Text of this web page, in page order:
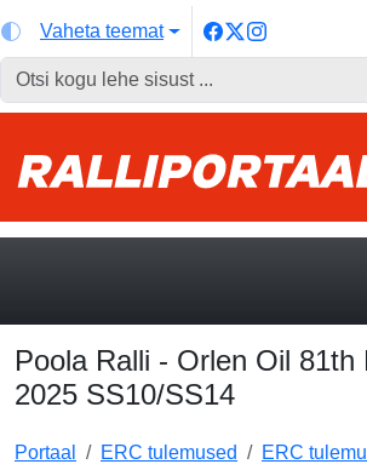
Vaheta teemat
Poola Ralli - Orlen Oil 81th
2025 SS10/SS14
Portaal ERC tulemused
ERC